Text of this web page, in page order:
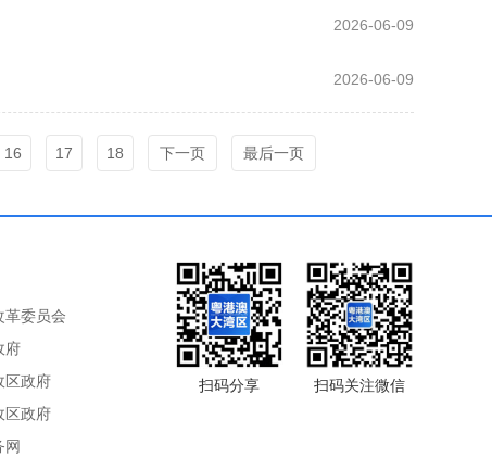
2026-06-09
2026-06-09
16 17 18 下一页 最后一页
扫码分享 扫码关注微信
革委员会
府
区政府
区政府
网